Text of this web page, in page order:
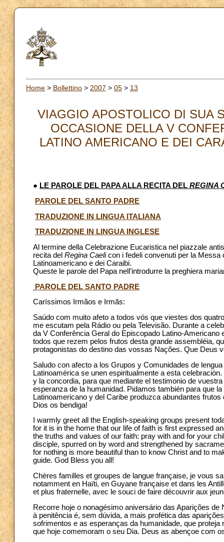
Home > Bollettino > 2007 > 05 > 13
VIAGGIO APOSTOLICO DI SUA
OCCASIONE DELLA V
LATINO AMERICANO E DEI
● LE PAROLE DEL PAPA ALLA RECITA DEL REGINA
PAROLE DEL SANTO PADRE
TRADUZIONE IN LINGUA ITALIANA
TRADUZIONE IN LINGUA INGLESE
Al termine della Celebrazione Eucaristica nel piazzale
recita del Regina Caelicon i fedeli convenuti per la Messa
Latinoamericano e dei Caraibi.
Queste le parole del Papa nell’introdurre la preghiera
PAROLE DEL SANTO PADRE
Caríssimos Irmãos e Irmãs:
Saúdo com muito afeto a todos vós que viestes dos
me escutam pela Rádio ou pela Televisão. Durante a
da V Conferência Geral do Episcopado Latino-
todos que rezem pelos frutos desta grande assembléia,
protagonistas do destino das vossas Nações. Que Deus
Saludo con afecto a los Grupos y Comunidades de
Latinoamérica se unen espiritualmente a esta
y la concordia, para que mediante el testimonio de
esperanza de la humanidad. Pidamos también para que
Latinoamericano y del Caribe produzca abundantes
Dios os bendiga!
I warmly greet all the English-speaking groups present
for it is in the home that our life of faith is first expressed
the truths and values of our faith: pray with and for your
disciple, spurred on by word and strengthened by
for nothing is more beautiful than to know Christ and to
guide. God Bless you all!
Chères familles et groupes de langue française, je vous
notamment en Haïti, en Guyane française et dans les
et plus fraternelle, avec le souci de faire découvrir aux
Recorre hoje o nonagésimo aniversário das Aparições
à penitência é, sem dúvida, a mais profética das
sofrimentos e as esperanças da humanidade, que
que hoje comemoram o seu Dia. Deus as abençoe com